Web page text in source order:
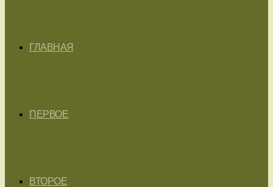
ГЛАВНАЯ
ПЕРВОЕ
ВТОРОЕ